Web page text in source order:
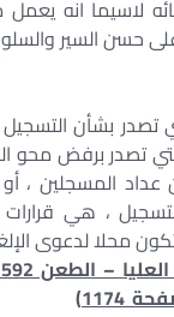
لاسيما انه
حسن السير
تصدر بشأن
تصدر برفض
المسجلين ، أو
، هي
تكون محلا لدعوى